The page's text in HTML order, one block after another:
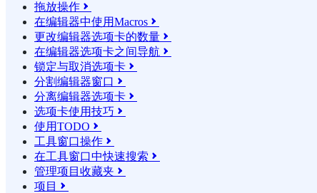
拖放操作 
在编辑器中使用Macros 
更改编辑器选项卡的数量 
在编辑器选项卡之间导航 
锁定与取消选项卡 
分割编辑器窗口 
分离编辑器选项卡 
选项卡使用技巧 
使用TODO 
工具窗口操作 
在工具窗口中快速搜索 
管理项目收藏夹 
项目 